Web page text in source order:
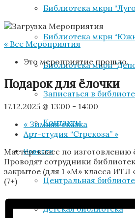
Библиотека мкрн
Библиотека мкрн
Библиотека мкрн
Записаться в
Контакты
Новости
Центральная
Детская библиотека
« Все Мероприятия
Это мероприятие прошло.
Подарок для ёлочки
17.12.2025 @ 13:00 - 14:00
« Зимняя сказка
Арт-студия “Стрекоза” »
Мастер-класс по изготовлению
Проводят сотрудники
закрытое (для 1 «М» класса ИТЛ
(7+)